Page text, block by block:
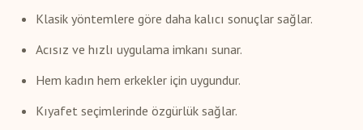
Klasik yöntemlere göre daha kalıcı sonuçlar sağlar.
Acısız ve hızlı uygulama imkanı sunar.
Hem kadın hem erkekler için uygundur.
Kıyafet seçimlerinde özgürlük sağlar.